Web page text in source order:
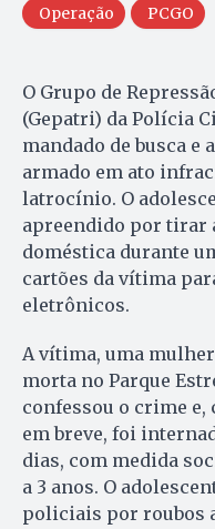
Operação
PCGO
O Grupo de
(Gepatri) da Polícia
mandado de busca e
armado em ato
latrocínio. O
apreendido por tirar
doméstica durante
cartões da vítima
eletrônicos.
A vítima, uma mulher
morta no Parque
confessou o crime e,
em breve, foi
dias, com medida
a 3 anos. O
policiais por roubos